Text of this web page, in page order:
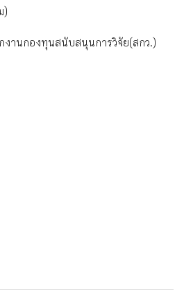
)
านกองทุนสนับสนุนการวิจัย(สกว.)